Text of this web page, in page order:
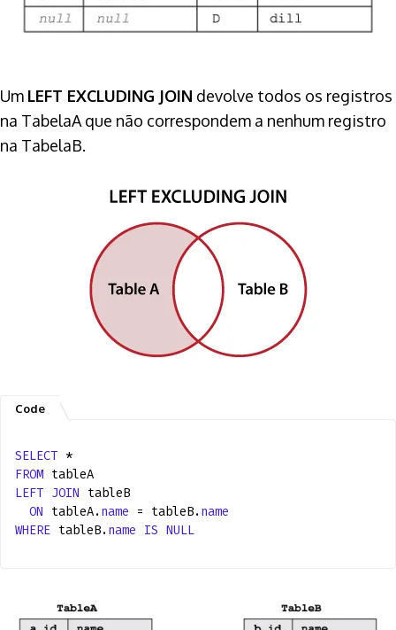
Um LEFT EXCLUDING JOIN devolve todos os registros
na TabelaA que não correspondem a nenhum registro
na TabelaB.
SELECT *
FROM tableA
LEFT JOIN tableB
ON tableA.name = tableB.name
WHERE tableB.name IS NULL